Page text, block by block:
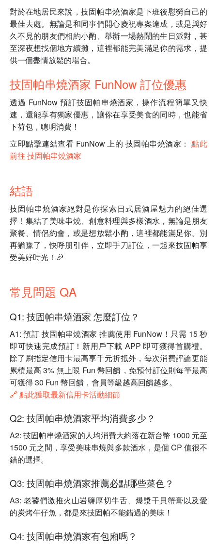
對於在地居民來說，技固帕串燒酒家是下班後慰勞自己的
最佳去處。無論是和同事們開心慶祝專案達成，或是與好
久不見的朋友們相約小酌、舉辦一場熱鬧的生日派對，甚
至深夜想找個地方續攤，這裡都能完美滿足你的需求，提
供一個盡情放鬆的場合。
技固帕串燒酒家 FunNow 訂位優惠
透過 FunNow 預訂技固帕串燒酒家，操作流程簡單又快
速，還能享有獨家優惠，讓你在享受美食的同時，也能省
下荷包，聰明消費！
立即點擊連結查看 FunNow 上的 技固帕串燒酒家：點此
前往 技固帕串燒酒家
結語
技固帕串燒酒家絕對是你探索日式居酒屋魅力的絕佳選
擇！集結了美味串燒、創意料理與多樣酒水，無論是朋友
聚餐、情侶約會，或是想放鬆小酌，這裡都能滿足你。別
再猶豫了，快呼朋引伴，立即手刀訂位，一起來技固帕享
受美好時光！🎉
常見問題 QA
Q1: 技固帕串燒酒家 怎麼訂位？
A1: 預訂 技固帕串燒酒家 推薦使用 FunNow！只需 15 秒
即可快速完成預訂！新用戶下載 APP 即可獲得首購禮。
除了刷指定信用卡最高享千元折抵外，每次消費評論更能
累積最高 3% 無上限 Fun 幣回饋，免預付訂位則每筆最高
可獲得 30 Fun 幣回饋，會員等級越高回饋越多。
🔗 點此獲取最新信用卡活動細節
Q2: 技固帕串燒酒家平均消費多少？
A2: 技固帕串燒酒家的人均消費大約落在新台幣 1000 元至
1500 元之間，享受美味串燒與多款酒水，是個 CP 值很不
錯的選擇。
Q3: 技固帕串燒酒家推薦必點哪些菜色？
A3: 老饕們激推火山岩鹽厚切牛舌、爆漿干貝蟹膏以及愛
的炭烤午仔魚，都是來技固帕不能錯過的美味！
Q4: 技固帕串燒酒家有包廂嗎？